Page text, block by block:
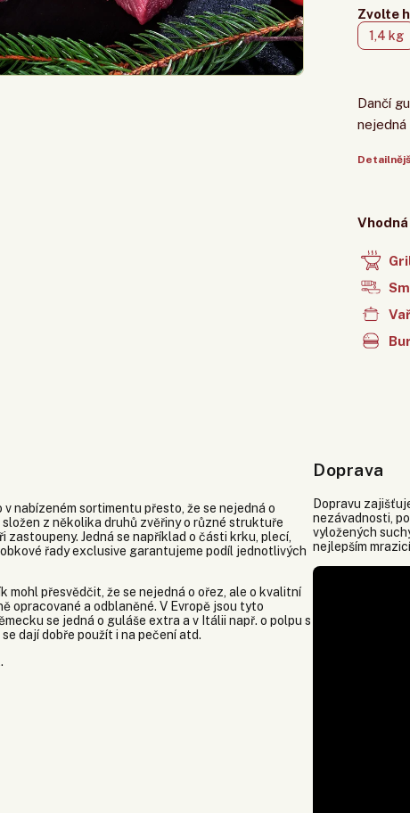
Zvolte
1,4 kg
Dančí
nabízeném sortimentu přesto, že se nejedná o
z několika druhů zvěřiny o různé struktuře
Jedná se například o části krku, plecí,
řady exclusive garantujeme podíl jednotlivých
mohl přesvědčit, že se nejedná o ořez, ale o kvalitní
opracované a odblaněné. V Evropě jsou tyto
se jedná o guláše extra a v Itálii např. o polpu s
dají dobře použít i na pečení atd.
Doprava
Dopravu
nezávadnosti,
vyložených
nejlepším